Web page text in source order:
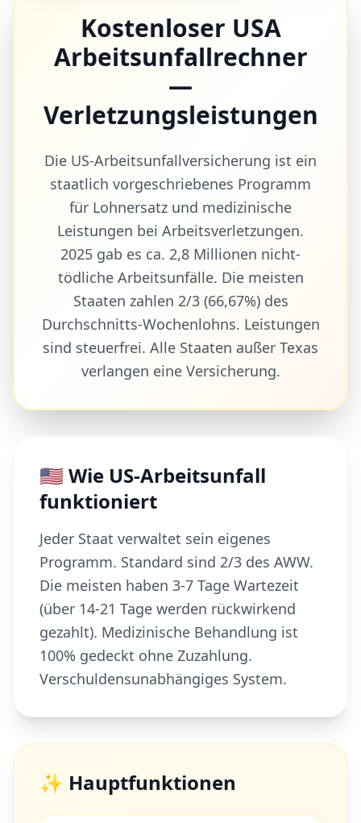
Kostenloser USA
Arbeitsunfallrechner
—
Verletzungsleistungen
Die US-Arbeitsunfallversicherung ist ein
staatlich vorgeschriebenes Programm
für Lohnersatz und medizinische
Leistungen bei Arbeitsverletzungen.
2025 gab es ca. 2,8 Millionen nicht-
tödliche Arbeitsunfälle. Die meisten
Staaten zahlen 2/3 (66,67%) des
Durchschnitts-Wochenlohns. Leistungen
sind steuerfrei. Alle Staaten außer Texas
verlangen eine Versicherung.
🇺🇸 Wie US-Arbeitsunfall
funktioniert
Jeder Staat verwaltet sein eigenes
Programm. Standard sind 2/3 des AWW.
Die meisten haben 3-7 Tage Wartezeit
(über 14-21 Tage werden rückwirkend
gezahlt). Medizinische Behandlung ist
100% gedeckt ohne Zuzahlung.
Verschuldensunabhängiges System.
✨ Hauptfunktionen